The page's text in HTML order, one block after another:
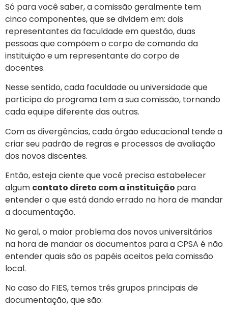
Só para você saber, a comissão geralmente tem
cinco componentes, que se dividem em: dois
representantes da faculdade em questão, duas
pessoas que compõem o corpo de comando da
instituição e um representante do corpo de
docentes.
Nesse sentido, cada faculdade ou universidade que
participa do programa tem a sua comissão, tornando
cada equipe diferente das outras.
Com as divergências, cada órgão educacional tende a
criar seu padrão de regras e processos de avaliação
dos novos discentes.
Então, esteja ciente que você precisa estabelecer
algum contato direto com a instituição para
entender o que está dando errado na hora de mandar
a documentação.
No geral, o maior problema dos novos universitários
na hora de mandar os documentos para a CPSA é não
entender quais são os papéis aceitos pela comissão
local.
No caso do FIES, temos três grupos principais de
documentação, que são: